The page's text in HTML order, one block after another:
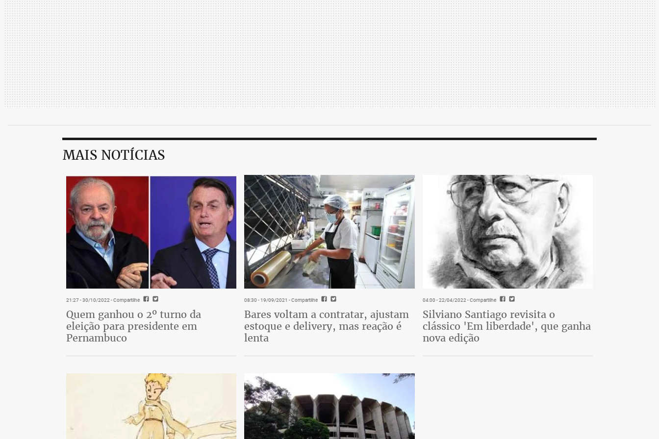
MAIS NOTÍCIAS
21:27 - 30/10/2022- Compartilhe
Quem ganhou o 2º turno da
eleição para presidente em
Pernambuco
08:30 - 19/09/2021 - Compartilhe
Bares voltam a contratar, ajustam
estoque e delivery, mas reação é
lenta
04:00 - 22/04/2022- Compartilhe
Silviano Santiago revisita o
clássico 'Em liberdade', que ganha
nova edição